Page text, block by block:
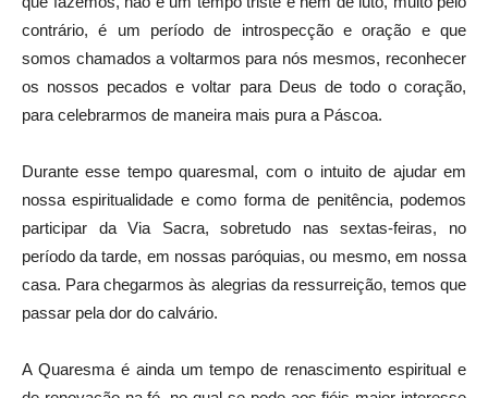
contrário, é um período de introspecção e oração e que
somos chamados a voltarmos para nós mesmos, reconhecer
os nossos pecados e voltar para Deus de todo o coração,
para celebrarmos de maneira mais pura a Páscoa.
Durante esse tempo quaresmal, com o intuito de ajudar em
nossa espiritualidade e como forma de penitência, podemos
participar da Via Sacra, sobretudo nas sextas-feiras, no
período da tarde, em nossas paróquias, ou mesmo, em nossa
casa. Para chegarmos às alegrias da ressurreição, temos que
passar pela dor do calvário.
A Quaresma é ainda um tempo de renascimento espiritual e